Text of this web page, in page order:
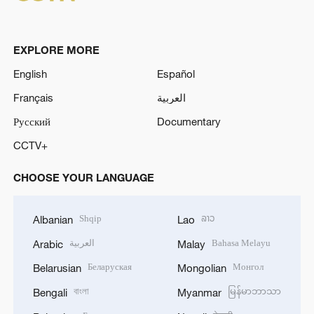
EXPLORE MORE
English
Español
Français
العربية
Русский
Documentary
CCTV+
CHOOSE YOUR LANGUAGE
Albanian Shqip
Arabic العربية
Belarusian Беларуская
Bengali বাংলা
Lao ລາວ
Malay Bahasa Melayu
Mongolian Монгол
Myanmar မြန်မာဘာသာ